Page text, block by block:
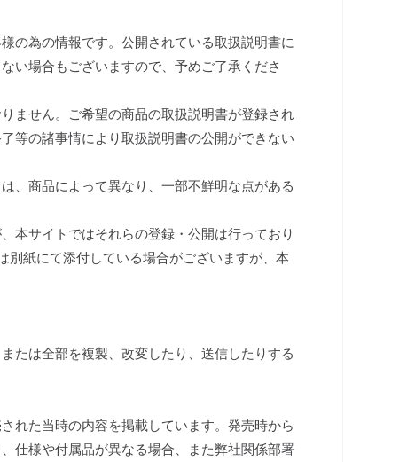
の為の情報です。公開されている取扱説明書に
い場合もございますので、予めご了承くださ
ません。ご希望の商品の取扱説明書が登録され
等の諸事情により取扱説明書の公開ができない
、商品によって異なり、一部不鮮明な点がある
本サイトではそれらの登録・公開は行っており
別紙にて添付している場合がございますが、本
たは全部を複製、改変したり、送信したりする
れた当時の内容を掲載しています。発売時から
仕様や付属品が異なる場合、また弊社関係部署